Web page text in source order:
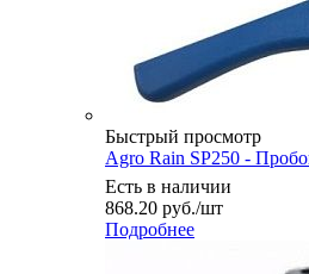
Быстрый просмотр
Agro Rain SP250 -
Есть в наличии
868.20 руб./шт
Подробнее